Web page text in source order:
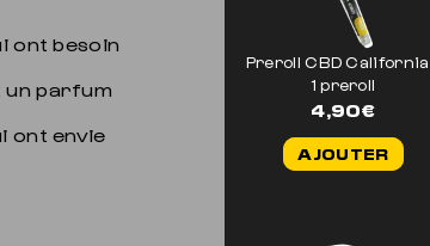
ont besoin
un parfum
ont envie
Preroll CBD
1 preroll
4,90€
AJOUTER